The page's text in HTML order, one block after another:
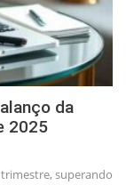
da
2025
superando